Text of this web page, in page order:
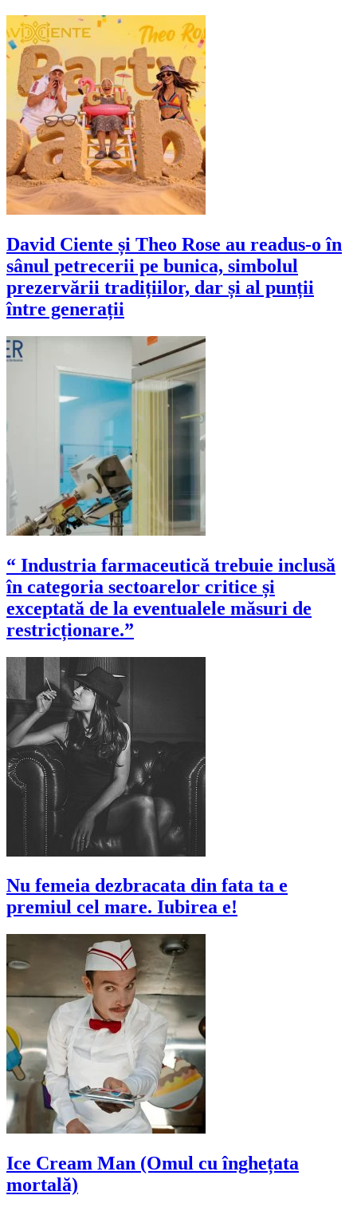
David Ciente și Theo Rose au readus-o în
sânul petrecerii pe bunica, simbolul
prezervării tradițiilor, dar și al punții
între generații
“ Industria farmaceutică trebuie inclusă
în categoria sectoarelor critice și
exceptată de la eventualele măsuri de
restricționare.”
Nu femeia dezbracata din fata ta e
premiul cel mare. Iubirea e!
Ice Cream Man (Omul cu înghețata
mortală)